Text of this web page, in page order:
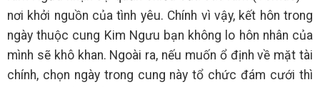
nơi khởi nguồn của tình yêu. Chính vì vậy, kết hôn trong
ngày thuộc cung Kim Ngưu bạn không lo hôn nhân của
mình sẽ khô khan. Ngoài ra, nếu muốn ổ định về mặt tài
chính, chọn ngày trong cung này tổ chức đám cưới thì